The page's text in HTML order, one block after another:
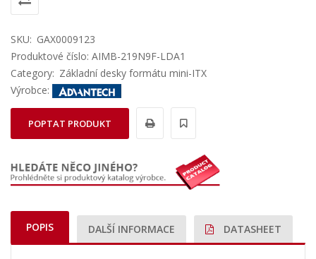
SKU: GAX0009123
Produktové číslo: AIMB-219N9F-LDA1
Category: Základní desky formátu mini-ITX
Výrobce:
POPTAT PRODUKT
POPIS DALŠÍ INFORMACE DATASHEET